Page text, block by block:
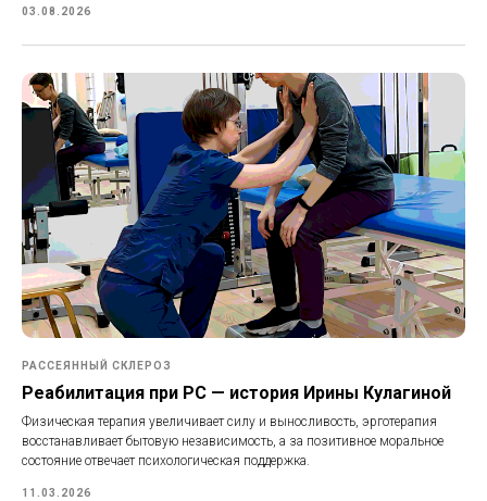
03.08.2026
РАССЕЯННЫЙ СКЛЕРОЗ
Реабилитация при РС — история Ирины Кулагиной
Физическая терапия увеличивает силу и выносливость, эрготерапия
восстанавливает бытовую независимость, а за позитивное моральное
состояние отвечает психологическая поддержка.
11.03.2026